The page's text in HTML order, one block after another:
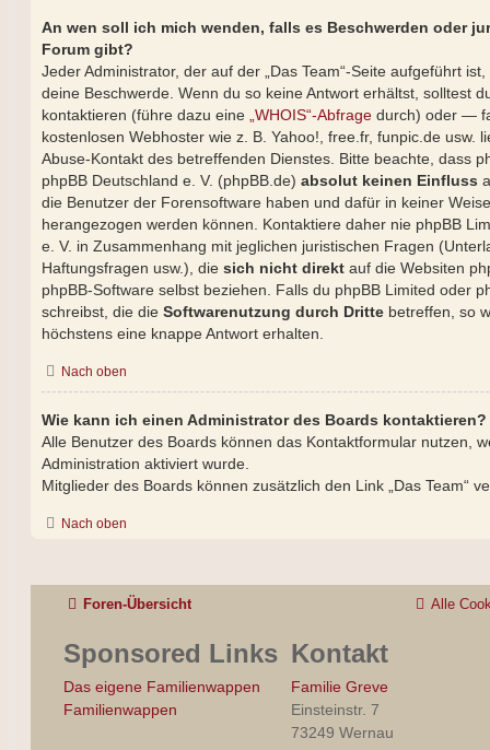
An wen soll ich mich wenden, falls es Beschwerden oder
Forum gibt?
Jeder Administrator, der auf der „Das Team“-Seite aufgeführt
deine Beschwerde. Wenn du so keine Antwort erhältst, solltest
kontaktieren (führe dazu eine „WHOIS“-Abfrage durch) oder —
kostenlosen Webhoster wie z. B. Yahoo!, free.fr, funpic.de
Abuse-Kontakt des betreffenden Dienstes. Bitte beachte, dass
phpBB Deutschland e. V. (phpBB.de) absolut keinen Einfluss
die Benutzer der Forensoftware haben und dafür in keiner
herangezogen werden können. Kontaktiere daher nie phpBB
e. V. in Zusammenhang mit jeglichen juristischen Fragen
Haftungsfragen usw.), die sich nicht direkt auf die Websiten
phpBB-Software selbst beziehen. Falls du phpBB Limited oder
schreibst, die die Softwarenutzung durch Dritte betreffen, so
höchstens eine knappe Antwort erhalten.
Nach oben
Wie kann ich einen Administrator des Boards kontaktieren?
Alle Benutzer des Boards können das Kontaktformular nutzen,
Administration aktiviert wurde.
Mitglieder des Boards können zusätzlich den Link „Das Team“
Nach oben
Foren-Übersicht Alle
Sponsored Links
Das eigene Familienwappen
Familienwappen
Kontakt
Familie Greve
Einsteinstr. 7
73249 Wernau